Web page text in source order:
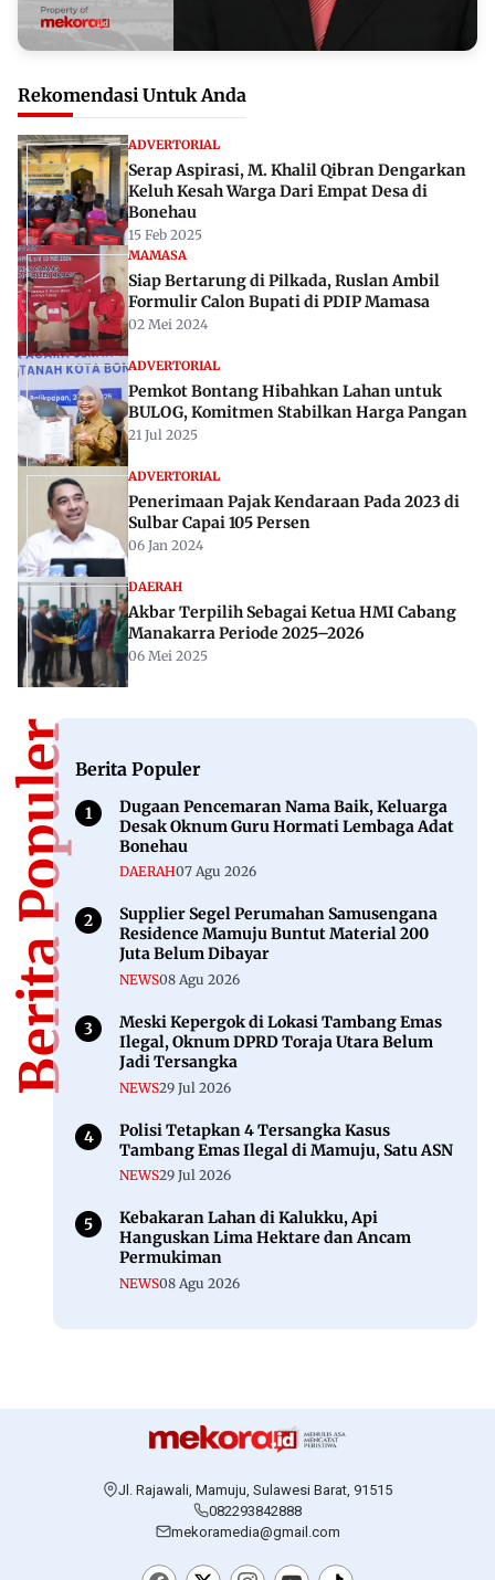
Rekomendasi Untuk Anda
ADVERTORIAL
Serap Aspirasi, M. Khalil Qibran Dengarkan
Keluh Kesah Warga Dari Empat Desa di
Bonehau
15 Feb 2025
MAMASA
Siap Bertarung di Pilkada, Ruslan Ambil
Formulir Calon Bupati di PDIP Mamasa
02 Mei 2024
ADVERTORIAL
Pemkot Bontang Hibahkan Lahan untuk
BULOG, Komitmen Stabilkan Harga Pangan
21 Jul 2025
ADVERTORIAL
Penerimaan Pajak Kendaraan Pada 2023 di
Sulbar Capai 105 Persen
06 Jan 2024
DAERAH
Akbar Terpilih Sebagai Ketua HMI Cabang
Manakarra Periode 2025–2026
06 Mei 2025
Berita PopulerBerita Populer
Dugaan Pencemaran Nama Baik, Keluarga
Desak Oknum Guru Hormati Lembaga Adat
Bonehau
DAERAH07 Agu 2026
Supplier Segel Perumahan Samusengana
Residence Mamuju Buntut Material 200
Juta Belum Dibayar
NEWS08 Agu 2026
Meski Kepergok di Lokasi Tambang Emas
Ilegal, Oknum DPRD Toraja Utara Belum
Jadi Tersangka
NEWS29 Jul 2026
Polisi Tetapkan 4 Tersangka Kasus
Tambang Emas Ilegal di Mamuju, Satu ASN
NEWS29 Jul 2026
Kebakaran Lahan di Kalukku, Api
Hanguskan Lima Hektare dan Ancam
Permukiman
NEWS08 Agu 2026
Jl. Rajawali, Mamuju, Sulawesi Barat, 91515
082293842888
mekoramedia@gmail.com